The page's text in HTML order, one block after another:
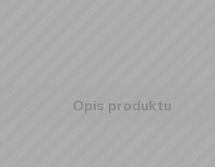
Opis produktu